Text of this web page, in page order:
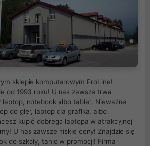
sklepie komputerowym ProLine!
od 1993 roku! U nas zawsze trwa
laptop, notebook albo tablet. Nieważne
do gier, laptop dla grafika, albo
kupić dobrego laptopa w atrakcyjnej
U nas zawsze niskie ceny! Znajdzie się
do szkoły, tanio w promocji! Firma